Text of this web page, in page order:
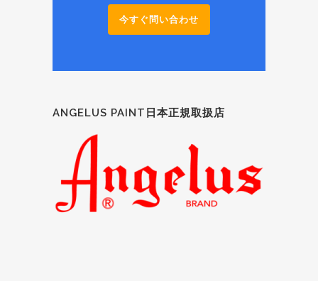
今すぐ問い合わせ
ANGELUS PAINT日本正規取扱店